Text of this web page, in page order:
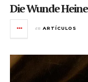
Die Wunde Heine
en ARTÍCULOS